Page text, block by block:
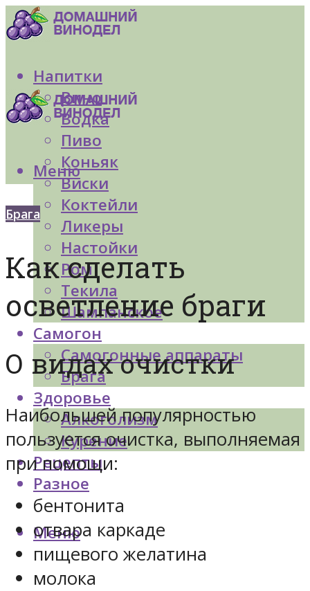
Напитки
Вино
Водка
Пиво
Коньяк
Виски
Коктейли
Ликеры
Настойки
Ром
Текила
Шампанское
Самогон
Самогонные аппараты
Брага
Здоровье
Алкоголизм
Курение
Рецепты
Разное
Меню
Меню
Брага
Как сделать
осветление браги
О видах очистки
Наибольшей популярностью
пользуется очистка, выполняемая
при помощи:
бентонита
отвара каркаде
пищевого желатина
молока